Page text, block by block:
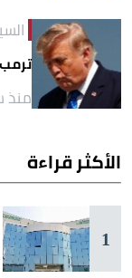
منذ
الأكثر قراءة
1